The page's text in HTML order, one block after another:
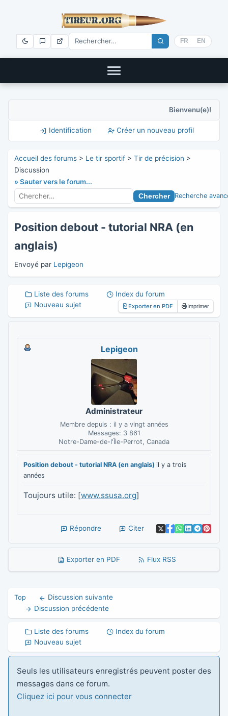
FR EN
Bienvenu(e)!
Identification Créer un nouveau profil
» Sauter vers le forum...
Accueil des forums > Le tir sportif > Tir de précision >
Discussion
Recherche
Position debout - tutorial NRA (en
anglais)
Envoyé par Lepigeon
Liste des forums
Index du forum
Nouveau sujet
Exporter en PDF Imprimer
Lepigeon
Administrateur
Membre depuis : il y a vingt années
Messages: 3 861
Notre-Dame-de-l'Île-Perrot, Canada
Position debout - tutorial NRA (en anglais) il y a trois
années
Toujours utile: [www.ssusa.org]
Répondre Citer
Exporter en PDF Flux RSS
Top
Discussion suivante
Discussion précédente
Liste des forums
Index du forum
Nouveau sujet
Seuls les utilisateurs enregistrés peuvent poster des
messages dans ce forum.
Cliquez ici pour vous connecter